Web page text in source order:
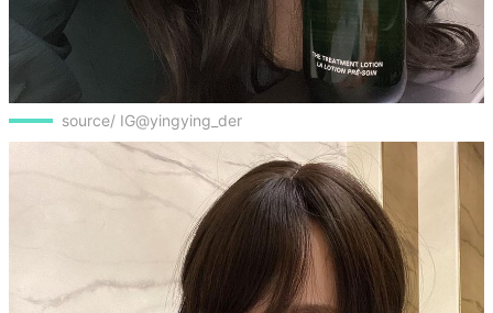
source/ IG@yingying_der